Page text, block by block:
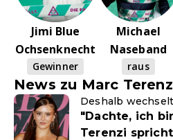
Jimi Blue
Ochsenknecht
Gewinner
Michael
Naseband
raus
News zu Marc
Deshalb
"Dachte, ich
Terenzi